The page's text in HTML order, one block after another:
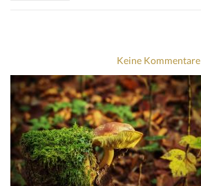
Keine Kommentare